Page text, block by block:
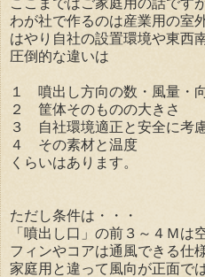
わが社で作るのは産業用の室
はやり自社の設置環境や東西
圧倒的な違いは
１ 噴出し方向の数・風量・
２ 筐体そのものの大きさ
３ 自社環境適正と安全に考
４ その素材と温度
くらいはあります。
ただし条件は・・・
「噴出し口」の前３～４Ｍは
フィンやコアは通風できる仕
家庭用と違って風向が正面で